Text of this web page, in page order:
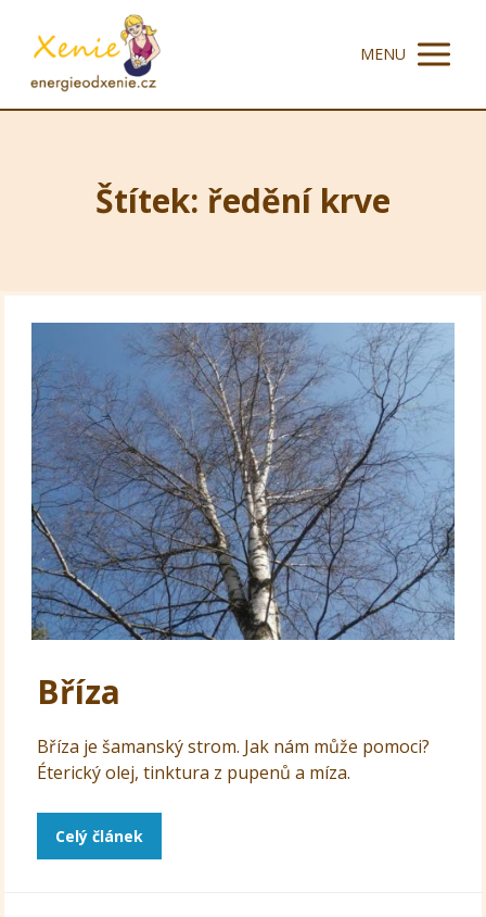
MENU
Štítek: ředění krve
Bříza
Bříza je šamanský strom. Jak nám může pomoci?
Éterický olej, tinktura z pupenů a míza.
Celý článek